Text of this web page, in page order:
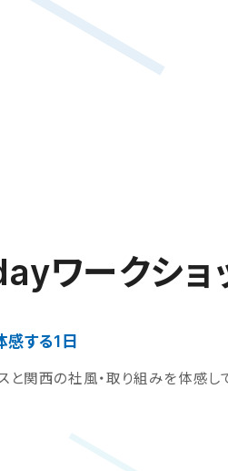
ワークショ
する1日
と関西の社風・取り組みを体感